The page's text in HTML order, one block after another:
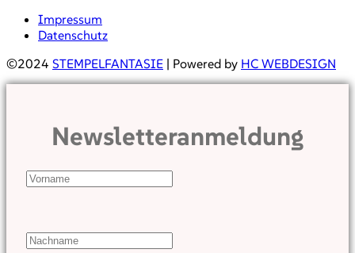
Impressum
Datenschutz
©2024 STEMPELFANTASIE | Powered by HC WEBDESIGN
Newsletteranmeldung